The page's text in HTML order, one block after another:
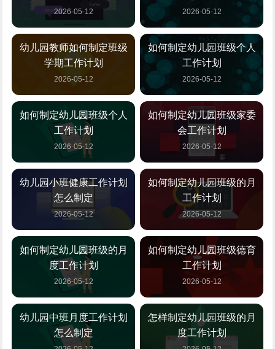
2026-05-12 2026-05-12
幼儿园教师如何制定班级
学期工作计划
2026-05-12
如何制定幼儿园班级个人
工作计划
2026-05-12
如何制定幼儿园班级个人
工作计划
2026-05-12
如何制定幼儿园班级家委
会工作计划
2026-05-12
幼儿园小班健康工作计划
怎么制定
2026-05-12
如何制定幼儿园班级的月
工作计划
2026-05-12
如何制定幼儿园班级的月
度工作计划
2026-05-12
如何制定幼儿园班级德育
工作计划
2026-05-12
幼儿园中班月度工作计划
怎么制定
怎样制定幼儿园班级的月
度工作计划